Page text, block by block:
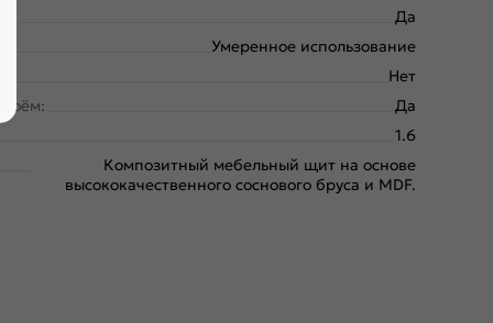
Да
Умеренное использование
Нет
Да
1.6
Композитный мебельный щит на основе
высококачественного соснового бруса и MDF.